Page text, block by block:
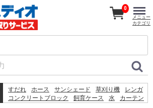
すだれ ホース サンシェード 草刈り機
レンガ
コンクリートブロック
飼育ケース 水
カーテン
0
メニュー
カテゴリ